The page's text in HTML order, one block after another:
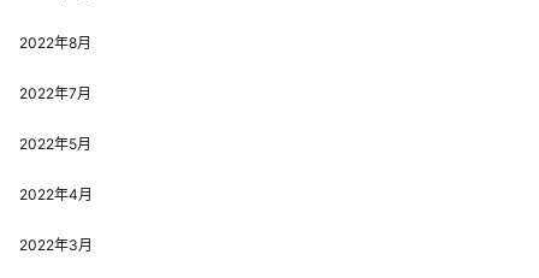
2022年8月
2022年7月
2022年5月
2022年4月
2022年3月